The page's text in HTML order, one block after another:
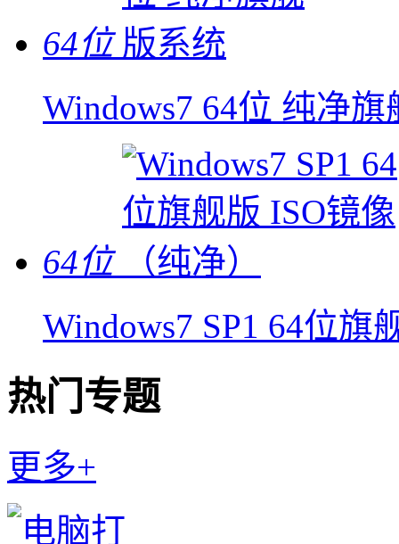
64位
Windows7 64位 纯净
64位
Windows7 SP1 64位旗
热门专题
更多+